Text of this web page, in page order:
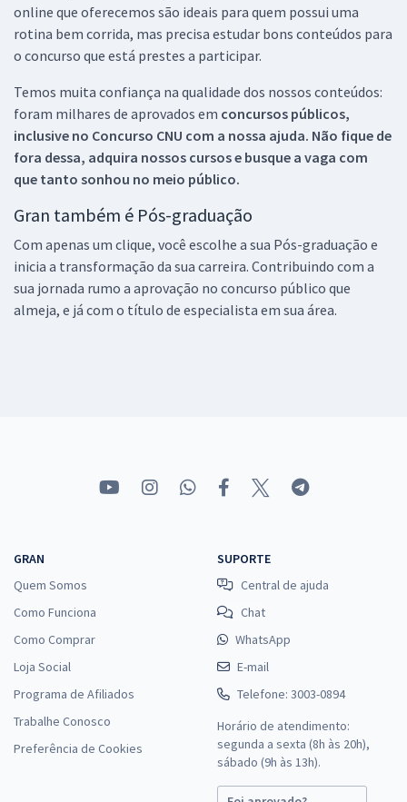
online que oferecemos são ideais para quem possui uma
rotina bem corrida, mas precisa estudar bons conteúdos para
o concurso que está prestes a participar.
Temos muita confiança na qualidade dos nossos conteúdos:
foram milhares de aprovados em concursos públicos,
inclusive no Concurso CNU com a nossa ajuda. Não fique de
fora dessa, adquira nossos cursos e busque a vaga com
que tanto sonhou no meio público.
Gran também é Pós-graduação
Com apenas um clique, você escolhe a sua Pós-graduação e
inicia a transformação da sua carreira. Contribuindo com a
sua jornada rumo a aprovação no concurso público que
almeja, e já com o título de especialista em sua área.
GRAN
Quem Somos
Como Funciona
Como Comprar
Loja Social
Programa de Afiliados
Trabalhe Conosco
Preferência de Cookies
SUPORTE
Central de ajuda
Chat
WhatsApp
E-mail
Telefone: 3003-0894
Horário de atendimento:
segunda a sexta (8h às 20h),
sábado (9h às 13h).